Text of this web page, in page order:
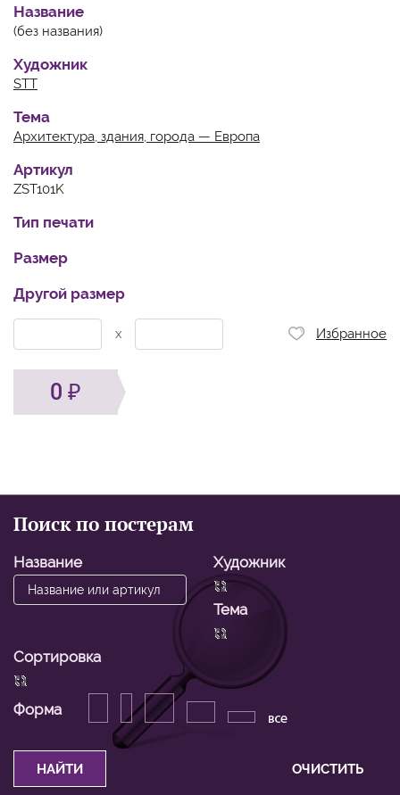
Название
(без названия)
Художник
STT
Тема
Архитектура, здания, города — Европа
Артикул
ZST101K
Тип печати
Размер
Другой размер
x Избранное
0
Поиск по постерам
Название Художник
Тема
Сортировка
Форма